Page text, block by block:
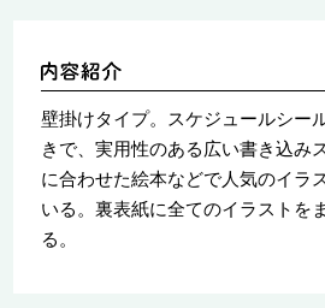
壁掛けタイプ。スケジュールシー
きで、実用性のある広い書き込み
に合わせた絵本などで人気のイラ
いる。裏表紙に全てのイラストを
る。